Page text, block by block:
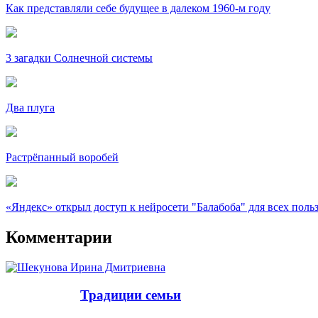
Как представляли себе будущее в далеком 1960-м году
3 загадки Солнечной системы
Два плуга
Растрёпанный воробей
«Яндекс» открыл доступ к нейросети "Балабоба" для всех
Комментарии
Традиции семьи